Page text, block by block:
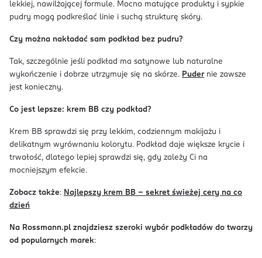
lekkiej, nawilżającej formule. Mocno matujące produkty i sypkie
pudry mogą podkreślać linie i suchą strukturę skóry.
Czy można nakładać sam podkład bez pudru?
Tak, szczególnie jeśli podkład ma satynowe lub naturalne
wykończenie i dobrze utrzymuje się na skórze. Pudernie zawsze
jest konieczny.
Co jest lepsze: krem BB czy podkład?
Krem BB sprawdzi się przy lekkim, codziennym makijażu i
delikatnym wyrównaniu kolorytu. Podkład daje większe krycie i
trwałość, dlatego lepiej sprawdzi się, gdy zależy Ci na
mocniejszym efekcie.
Zobacz także: Najlepszy krem BB - sekret świeżej cery na co
dzień
Na Rossmann.pl znajdziesz szeroki wybór podkładów do twarzy
od popularnych marek: